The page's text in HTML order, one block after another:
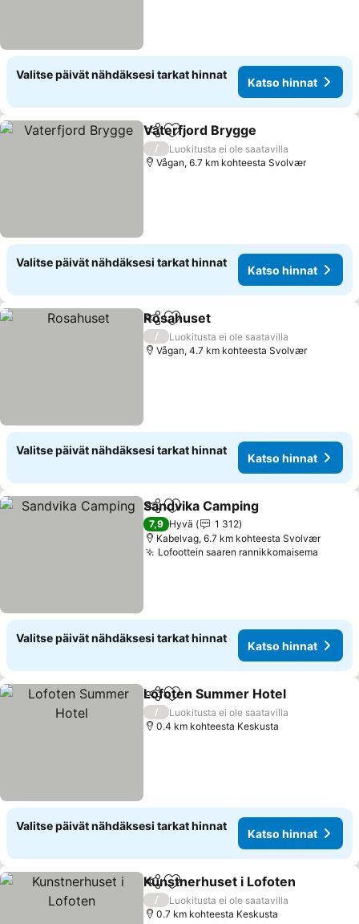
Valitse päivät nähdäksesi tarkat hinnat
Katso hinnat
Jaa Lisää suosikkeihin
Vaterfjord Brygge
/
Luokitusta ei ole saatavilla
Vågan, 6.7 km kohteesta Svolvær
Valitse päivät nähdäksesi tarkat hinnat
Katso hinnat
Jaa Lisää suosikkeihin
Rosahuset
/
Luokitusta ei ole saatavilla
Vågan, 4.7 km kohteesta Svolvær
Valitse päivät nähdäksesi tarkat hinnat
Katso hinnat
Jaa Lisää suosikkeihin
Sandvika Camping
7,9 Hyvä
1 312
Kabelvag, 6.7 km kohteesta Svolvær
Lofoottein saaren rannikkomaisema
Valitse päivät nähdäksesi tarkat hinnat
Katso hinnat
Jaa Lisää suosikkeihin
Lofoten Summer Hotel
/
Luokitusta ei ole saatavilla
0.4 km kohteesta Keskusta
Valitse päivät nähdäksesi tarkat hinnat
Katso hinnat
Jaa Lisää suosikkeihin
Kunstnerhuset i Lofoten
/
Luokitusta ei ole saatavilla
0.7 km kohteesta Keskusta